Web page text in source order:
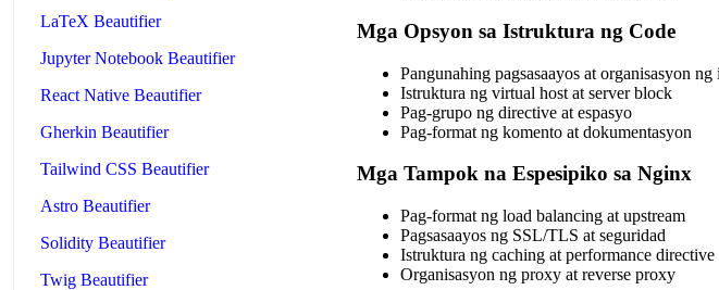
LaTeX Beautifier
Jupyter Notebook Beautifier
React Native Beautifier
Gherkin Beautifier
Tailwind CSS Beautifier
Astro Beautifier
Solidity Beautifier
Twig Beautifier
Mga Opsyon sa Istruktura ng Code
Pangunahing pagsasaayos at organisasyon ng
Istruktura ng virtual host at server block
Pag-grupo ng directive at espasyo
Pag-format ng komento at dokumentasyon
Mga Tampok na Espesipiko sa Nginx
Pag-format ng load balancing at upstream
Pagsasaayos ng SSL/TLS at seguridad
Istruktura ng caching at performance directive
Organisasyon ng proxy at reverse proxy